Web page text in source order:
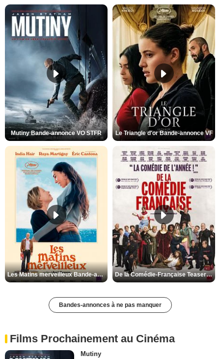
Mutiny Bande-annonce VO STFR Le Triangle d'or Bande-annonce VF
Les Matins merveilleux Bande-annonce VF De la Comédie-Française Teaser VF
Bandes-annonces à ne pas manquer
Films Prochainement au Cinéma
Mutiny